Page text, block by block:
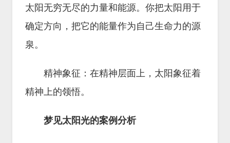
太阳无穷无尽的力量和能源。你把太阳用于
确定方向，把它的能量作为自己生命力的源
泉。
精神象征：在精神层面上，太阳象征着
精神上的领悟。
梦见太阳光的案例分析